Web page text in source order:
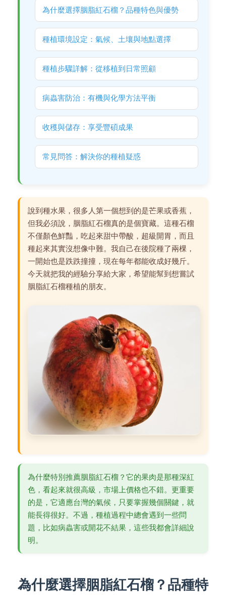
為什麼選擇胭脂紅石榴？品種特色與優勢
種植環境設定：氣候、土壤與地點選擇
種植步驟詳解：從移植到日常照顧
病蟲害防治：有機與化學方法平衡
收穫與儲存：享受豐碩成果
常見問答：解決你的種植疑惑
說到種水果，很多人第一個想到的是芒果或香蕉，
但我必須說，胭脂紅石榴真的是個寶藏。這種石榴
不僅顏色鮮豔，吃起來甜中帶酸，超級開胃，而且
種起來其實沒想像中難。我自己在後院種了兩棵，
一開始也是跌跌撞撞，現在每年都能收成好幾斤。
今天就把我的經驗分享給大家，希望能幫到想嘗試
胭脂紅石榴種植的朋友。
為什麼特別推薦胭脂紅石榴？它的果肉是那種深紅
色，看起來就很高級，市場上價格也不錯。更重要
的是，它適應台灣的氣候，只要掌握幾個關鍵，就
能長得很好。不過，種植過程中總會遇到一些問
題，比如病蟲害或開花不結果，這些我都會詳細說
明。
為什麼選擇胭脂紅石榴？品種特